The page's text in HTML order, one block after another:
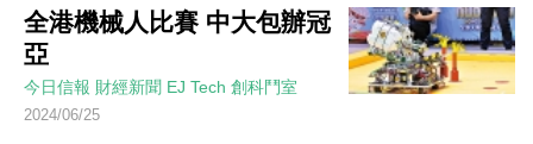
全港機械人比賽 中大包辦冠
亞
今日信報 財經新聞 EJ Tech 創科鬥室
2024/06/25